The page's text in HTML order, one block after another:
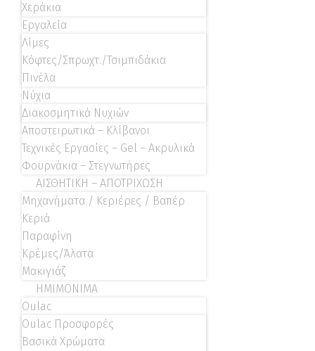
Χεράκια
Εργαλεία
Λίμες
Κόφτες/Σπρωχτ./Τσιμπιδάκια
Πινέλα
Νύχια
Διακοσμητικά Νυχιών
Αποστειρωτικά – Κλίβανοι
Τεχνικές Εργασίες – Gel – Ακρυλικά
Φουρνάκια – Στεγνωτήρες
ΑΙΣΘΗΤΙΚΗ – ΑΠΟΤΡΙΧΩΣΗ
Μηχανήματα / Κεριέρες / Βαπέρ
Κεριά
Παραφίνη
Κρέμες/Άλατα
Μακιγιάζ
ΗΜΙΜΟΝΙΜΑ
Oulac
Oulac Προσφορές
Βασικά Χρώματα